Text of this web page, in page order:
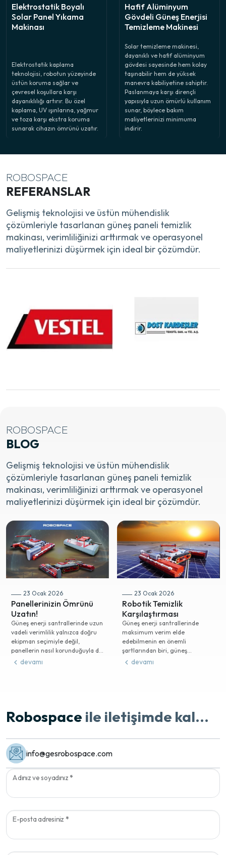
Elektrostatik Boyalı
Solar Panel Yıkama
Makinası
Elektrostatik kaplama
teknolojisi, robotun yüzeyinde
üstün koruma sağlar ve
çevresel koşullara karşı
dayanıklılığı artırır. Bu özel
kaplama, UV ışınlarına, yağmur
ve toza karşı ekstra koruma
sunarak cihazın ömrünü uzatır.
Hafif Alüminyum
Gövdeli Güneş Enerjisi
Temizleme Makinesi
Solar temizleme makinesi,
dayanıklı ve hafif alüminyum
gövdesi sayesinde hem kolay
taşınabilir hem de yüksek
manevra kabiliyetine sahiptir.
Paslanmaya karşı dirençli
yapısıyla uzun ömürlü kullanım
sunar, böylece bakım
maliyetlerinizi minimuma
indirir.
ROBOSPACE
REFERANSLAR
Gelişmiş teknolojisi ve üstün mühendislik
çözümleriyle tasarlanan güneş paneli temizlik
makinası, verimliliğinizi arttırmak ve operasyonel
maliyetlerinizi düşürmek için ideal bir çözümdür.
ROBOSPACE
BLOG
Gelişmiş teknolojisi ve üstün mühendislik
çözümleriyle tasarlanan güneş paneli temizlik
makinası, verimliliğinizi arttırmak ve operasyonel
maliyetlerinizi düşürmek için ideal bir çözümdür.
23 Ocak 2026
Robotları ile Güneş
Panellerinizin Ömrünü
Uzatın!
Güneş enerji santrallerinde uzun
vadeli verimlilik yalnızca doğru
ekipman seçimiyle değil,
panellerin nasıl korunduğuyla da
doğrudan ilişkilidir. Güneş
devamı
23 Ocak 2026
Güneş Paneli
Gücüyle Temizlik ile
Robotik Temizlik
Karşılaştırması
Güneş enerji santrallerinde
maksimum verim elde
edebilmenin en önemli
şartlarından biri, güneş
panellerinin düzenli ve doğru
devamı
Robospace ile iletişimde kal...
info@gesrobospace.com
Adınız ve soyadınız*
E-posta adresiniz *